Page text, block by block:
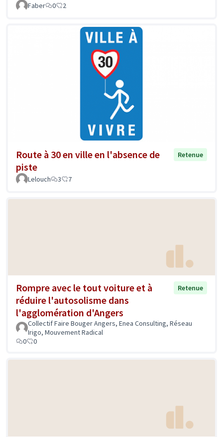
Faber 0 2
Route à 30 en ville en l'absence de
piste
Retenue
Lelouch 3 7
Rompre avec le tout voiture et à
réduire l'autosolisme dans
l'agglomération d'Angers
Retenue
Collectif Faire Bouger Angers, Enea Consulting, Réseau
Irigo, Mouvement Radical
0
0